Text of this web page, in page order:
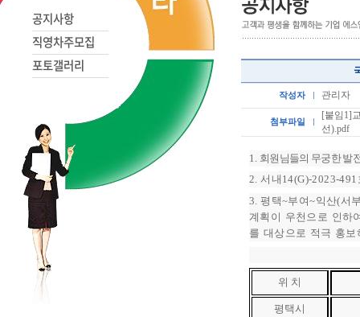
공지사항
직영차주모집
포토갤러리
작성자 관리자
첨부파일
[붙임1]
선).pdf
1. 회원님들의 무궁한 발
2. 서내 14(G)-2023-491
3.평택~부여~익산(서
계획이 우천으로 인하
를 대상으로 적극 홍
위 치
평택시